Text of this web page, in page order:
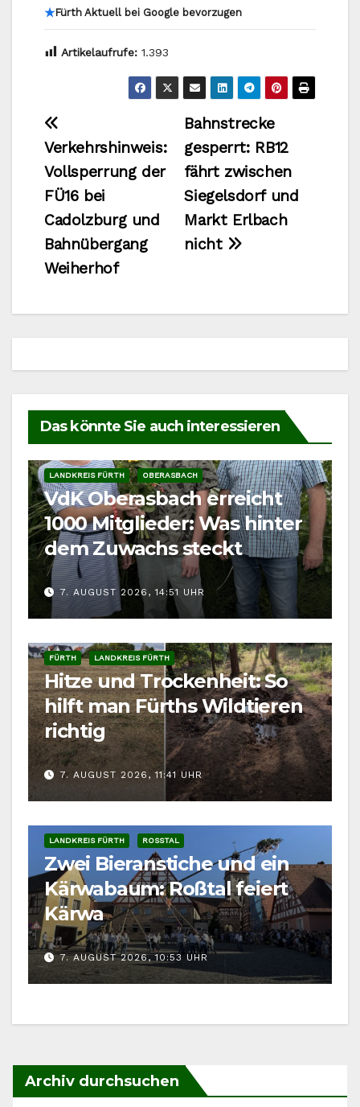
★Fürth Aktuell bei Google bevorzugen
Artikelaufrufe: 1.393
Beitragsnavigation
Bahnstrecke
gesperrt: RB12
fährt zwischen
Siegelsdorf und
Markt Erlbach
nicht
Verkehrshinweis:
Vollsperrung der
FÜ16 bei
Cadolzburg und
Bahnübergang
Weiherhof
Das könnte Sie auch interessieren
LANDKREIS FÜRTH OBERASBACH
VdK Oberasbach erreicht
1000 Mitglieder: Was hinter
dem Zuwachs steckt
7. AUGUST 2026, 14:51 UHR
FÜRTH LANDKREIS FÜRTH
Hitze und Trockenheit: So
hilft man Fürths Wildtieren
richtig
7. AUGUST 2026, 11:41 UHR
LANDKREIS FÜRTH ROSSTAL
Zwei Bieranstiche und ein
Kärwabaum: Roßtal feiert
Kärwa
7. AUGUST 2026, 10:53 UHR
Archiv durchsuchen